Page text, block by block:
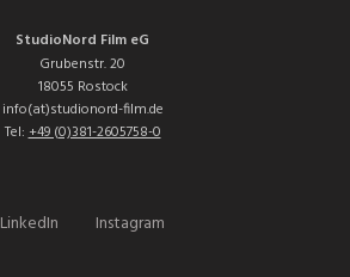
StudioNord Film eG
Grubenstr. 20
18055 Rostock
info(at)studionord-film.de
Tel:+49 (0)381-2605758-0
LinkedIn Instagram